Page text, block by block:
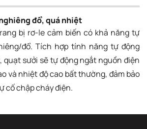
đổ, quá nhiệt
bị rơ-le cảm biến có khả năng tự
đổ. Tích hợp tính năng tự động
quạt sưởi sẽ tự động ngắt nguồn điện
và nhiệt độ cao bất thường, đảm bảo
cố chập cháy điện.